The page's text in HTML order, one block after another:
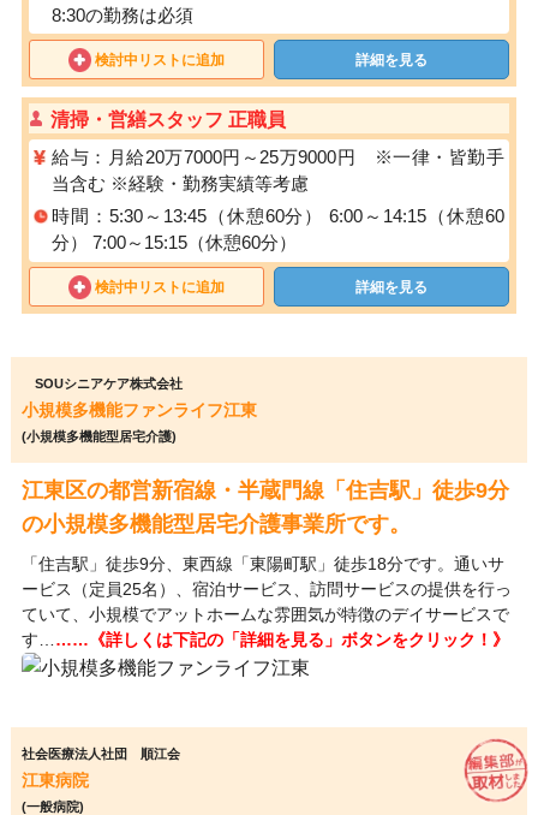
8:30の勤務は必須
検討中リストに追加 詳細を見る
清掃・営繕スタッフ 正職員
給与：月給20万7000円～25万9000円 ※一律・皆勤手
当含む ※経験・勤務実績等考慮
時間：5:30～13:45（休憩60分） 6:00～14:15（休憩60
分） 7:00～15:15（休憩60分）
検討中リストに追加 詳細を見る
SOUシニアケア株式会社
小規模多機能ファンライフ江東
(小規模多機能型居宅介護)
江東区の都営新宿線・半蔵門線「住吉駅」徒歩9分
の小規模多機能型居宅介護事業所です。
「住吉駅」徒歩9分、東西線「東陽町駅」徒歩18分です。通いサ
ービス（定員25名）、宿泊サービス、訪問サービスの提供を行っ
ていて、小規模でアットホームな雰囲気が特徴のデイサービスで
す… ……《詳しくは下記の「詳細を見る」ボタンをクリック！》
社会医療法人社団 順江会
江東病院
(一般病院)